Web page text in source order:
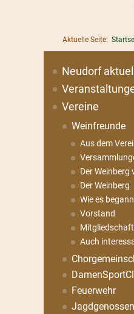
Aktuelle Seite:
Neudorf aktuell
Vereine
Weinfreunde
Aus dem
Der Weinberg
Der Weinberg
Wie es begann
Vorstand
Mitgliedschaft
Auch
Feuerwehr
Tischtennisverein